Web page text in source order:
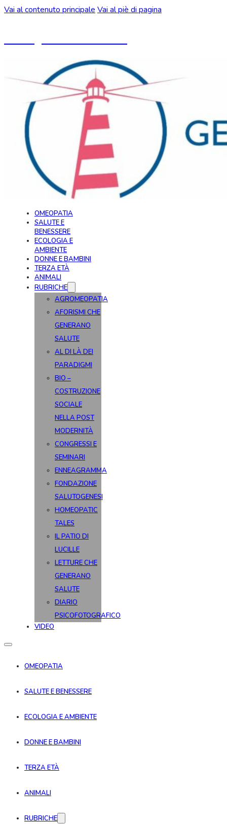
Vai al contenuto principale Vai al piè di pagina
OMEOPATIA
SALUTE E
BENESSERE
ECOLOGIA E
AMBIENTE
DONNE E BAMBINI
TERZA ETÀ
ANIMALI
RUBRICHE
AGROMEOPATIA
AFORISMI CHE
GENERANO
SALUTE
AL DI LÀ DEI
PARADIGMI
BIO –
COSTRUZIONE
SOCIALE
NELLA POST
MODERNITÀ
CONGRESSI E
SEMINARI
ENNEAGRAMMA
FONDAZIONE
SALUTOGENESI
HOMEOPATIC
TALES
IL PATIO DI
LUCILLE
LETTURE CHE
GENERANO
SALUTE
DIARIO
PSICOFOTOGRAFICO
VIDEO
OMEOPATIA
SALUTE E BENESSERE
ECOLOGIA E AMBIENTE
DONNE E BAMBINI
TERZA ETÀ
ANIMALI
RUBRICHE